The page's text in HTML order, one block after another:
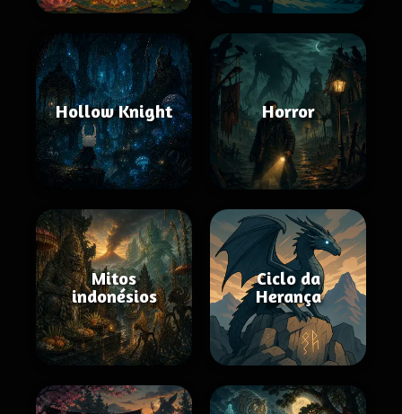
Hollow Knight Horror
Mitos
indonésios
Ciclo da
Herança